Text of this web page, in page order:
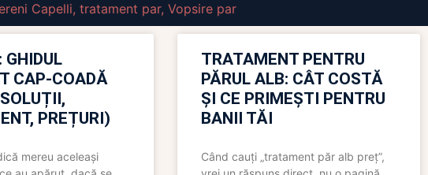
Capelli, tratament par, Vopsire par
GHIDUL
CAP-COADĂ
PREȚURI)
mereu aceleași
TRATAMENT PENTRU
PĂRUL ALB: CÂT COSTĂ
ȘI CE PRIMEȘTI PENTRU
BANII TĂI
Când cauți „tratament păr alb preț”,